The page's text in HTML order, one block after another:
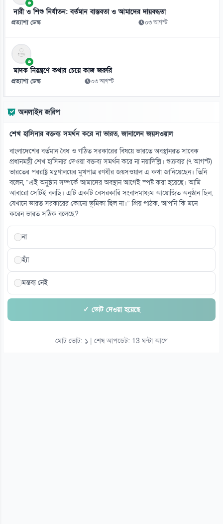
আমিরাতে ঈদে মিলাদুন্নবীর ছুটি ২৮ আগস্ট
০৮ আগস্ট
১২
তনু হত্যা মামলায় সাবেক সেনাসদস্য হাফিজুর ফের গ্রেফতার
০৮ আগস্ট
০৮ আগস্ট
১৪
৫৪ রানে অলআউট বাংলাদেশ, ইনিংস ব্যবধানে লজ্জার হার
০৮ আগস্ট
১৫
অটোরিকশায় বাসের ধাক্কা, প্রাণ গেল দুজনের
০৮ আগস্ট
নারী ও শিশু নির্যাতন: বর্তমান বাস্তবতা ও আমাদের দায়বদ্ধতা
প্রত্যাশা ডেস্ক ০৩ আগস্ট
মাদক নিয়ন্ত্রণে কথার চেয়ে কাজ জরুরি
প্রত্যাশা ডেস্ক ০৩ আগস্ট
অনলাইন জরিপ
শেখ হাসিনার বক্তব্য সমর্থন করে না ভারত, জানালেন জয়সওয়াল
বাংলাদেশের বর্তমান বৈধ ও গঠিত সরকারের বিষয়ে ভারতে অবস্থানরত সাবেক
প্রধানমন্ত্রী শেখ হাসিনার দেওয়া বক্তব্য সমর্থন করে না নয়াদিল্লি। শুক্রবার (৭ আগস্ট)
ভারতের পররাষ্ট্র মন্ত্রণালয়ের মুখপাত্র রণধীর জয়সওয়াল এ কথা জানিয়েছেন। তিনি
বলেন, “এই অনুষ্ঠান সম্পর্কে আমাদের অবস্থান আগেই স্পষ্ট করা হয়েছে। আমি
আবারো সেটিই বলছি। এটি একটি বেসরকারি সংবাদমাধ্যম আয়োজিত অনুষ্ঠান ছিল,
যেখানে ভারত সরকারের কোনো ভূমিকা ছিল না।” প্রিয় পাঠক. আপনি কি মনে
করেন ভারত সঠিক বলেছে?
না
হ্যাঁ
মন্তব্য নেই
✓ ভোট দেওয়া হয়েছে
মোট ভোট: ১ | শেষ আপডেট: 13 ঘন্টা আগে